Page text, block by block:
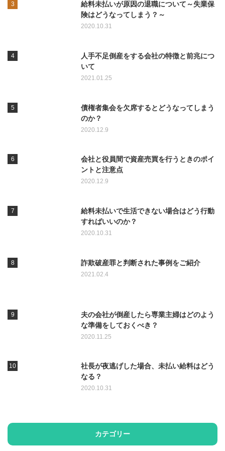
給料未払いが原因の退職について～失業保
険はどうなってしまう？～
2020.10.31
人手不足倒産をする会社の特徴と前兆につ
いて
2021.01.25
債権者集会を欠席するとどうなってしまう
のか？
2020.12.9
会社と役員間で資産売買を行うときのポイ
ントと注意点
2020.12.9
給料未払いで生活できない場合はどう行動
すればいいのか？
2020.10.31
詐欺破産罪と判断された事例をご紹介
2021.02.4
夫の会社が倒産したら専業主婦はどのよう
な準備をしておくべき？
2020.11.25
社長が夜逃げした場合、未払い給料はどう
なる？
2020.10.31
カテゴリー